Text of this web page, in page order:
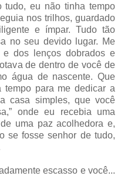
tudo, eu não tinha tempo
nos trilhos, guardado
e ímpar. Tudo tão
no seu devido lugar. Me
e dos lenços dobrados e
de dentro de você de
água de nascente. Que
para me dedicar a
casa simples, que você
onde eu recebia uma
uma paz acolhedora e,
se fosse senhor de tudo,
escasso e você...